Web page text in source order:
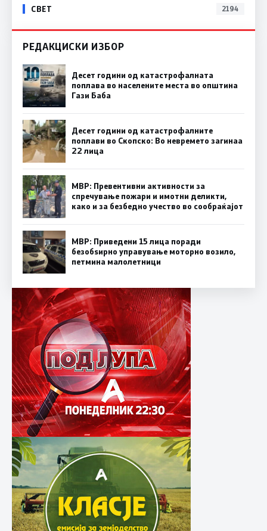
СВЕТ 2194
РЕДАКЦИСКИ ИЗБОР
Десет години од катастрофалната
поплава во населените места во општина
Гази Баба
Десет години од катастрофалните
поплави во Скопско: Во невремето загинаа
22 лица
МВР: Превентивни активности за
спречување пожари и имотни деликти,
како и за безбедно учество во сообраќајот
МВР: Приведени 15 лица поради
безобѕирно управување моторно возило,
петмина малолетници